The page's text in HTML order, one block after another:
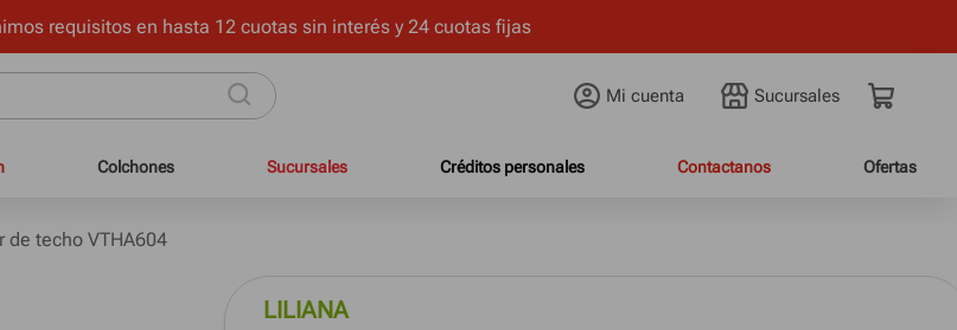
requisitos en hasta 12 cuotas sin interés y 24 cuotas fijas
Mi cuenta
Colchones Sucursales Créditos personales Contactanos Ofertas
de techo VTHA604
LILIANA